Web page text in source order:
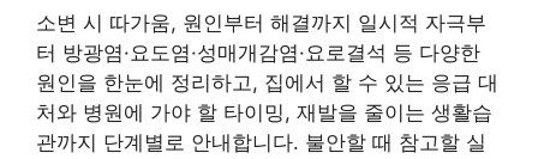
소변 시 따가움, 원인부터 해결까지 일시적 자극부
터 방광염·요도염·성매개감염·요로결석 등 다양한
원인을 한눈에 정리하고, 집에서 할 수 있는 응급 대
처와 병원에 가야 할 타이밍, 재발을 줄이는 생활습
관까지 단계별로 안내합니다. 불안할 때 참고할 실